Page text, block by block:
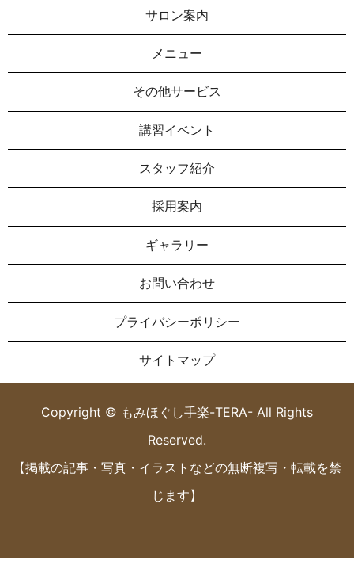
サロン案内
メニュー
その他サービス
講習イベント
スタッフ紹介
採用案内
ギャラリー
お問い合わせ
プライバシーポリシー
サイトマップ
Copyright © もみほぐし手楽-TERA- All Rights
Reserved.
【掲載の記事・写真・イラストなどの無断複写・転載を禁
じます】